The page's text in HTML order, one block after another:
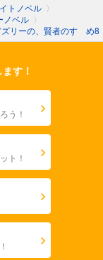
トノベル 〉
ノベル 〉
リーの、賢者のすゝめ8
す！
う！
ト！